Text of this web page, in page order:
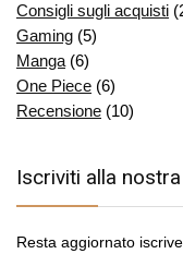
Consigli sugli acquisti
Gaming (5)
Manga (6)
One Piece (6)
Recensione (10)
Iscriviti alla
Resta aggiornato